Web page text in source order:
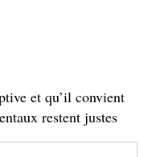
et qu’il convient
restent justes